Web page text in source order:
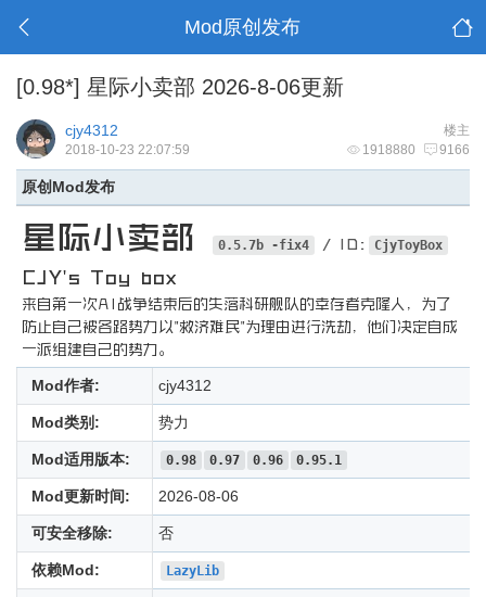
Mod原创发布
[0.98*] 星际小卖部 2026-8-06更新
楼主
cjy4312
1918880 9166
2018-10-23 22:07:59
原创Mod发布
星际小卖部 0.5.7b -fix4 / ID: CjyToyBox
CJY's Toy box
来自第一次AI战争结束后的失落科研舰队的幸存者克隆人，为了
防止自己被各路势力以"救济难民"为理由进行洗劫，他们决定自成
一派组建自己的势力。
Mod作者: cjy4312
Mod类别: 势力
Mod适用版本: 0.98 0.97 0.96 0.95.1
Mod更新时间: 2026-08-06
可安全移除: 否
依赖Mod: LazyLib